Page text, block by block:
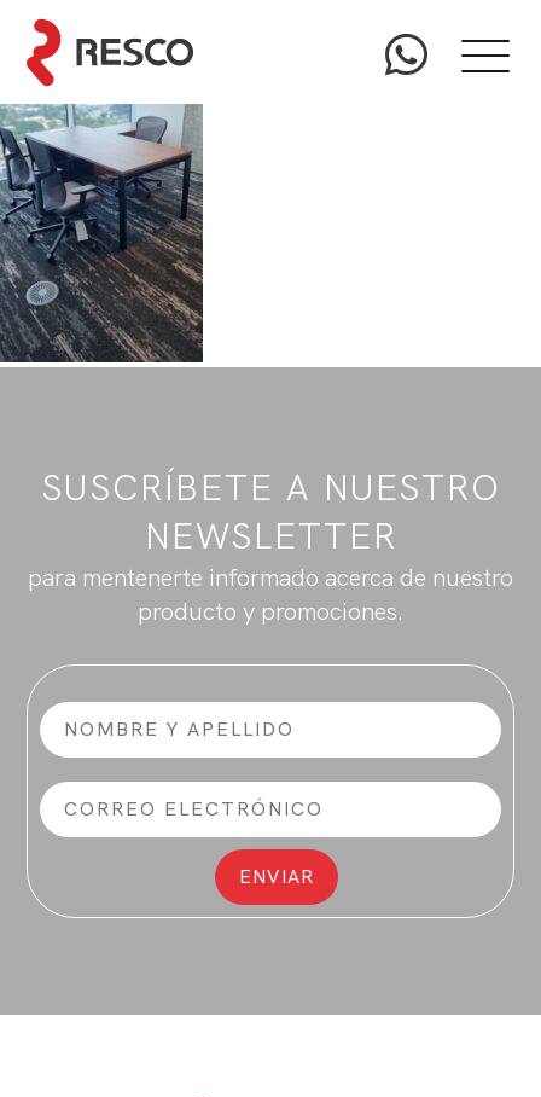
SUSCRÍBETE A NUESTRO
NEWSLETTER
para mentenerte informado acerca de nuestro
producto y promociones.